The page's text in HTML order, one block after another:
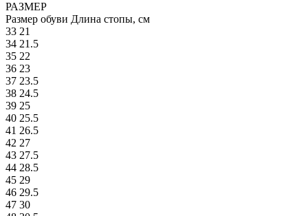
РАЗМЕР
Размер обуви Длина стопы, см
33 21
34 21.5
35 22
36 23
37 23.5
38 24.5
39 25
40 25.5
41 26.5
42 27
43 27.5
44 28.5
45 29
46 29.5
47 30